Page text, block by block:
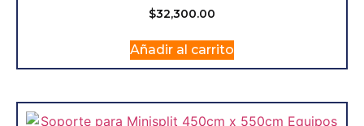
$32,300.00
Añadir al carrito